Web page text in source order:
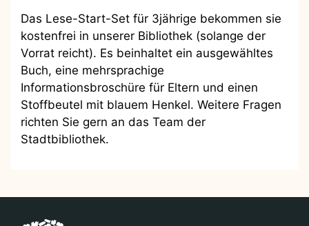
Das Lese-Start-Set für 3jährige bekommen sie
kostenfrei in unserer Bibliothek (solange der
Vorrat reicht). Es beinhaltet ein ausgewähltes
Buch, eine mehrsprachige
Informationsbroschüre für Eltern und einen
Stoffbeutel mit blauem Henkel. Weitere Fragen
richten Sie gern an das Team der
Stadtbibliothek.